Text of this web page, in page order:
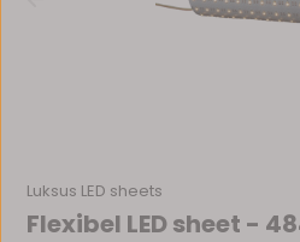
Luksus LED sheets
Flexibel LED sheet -